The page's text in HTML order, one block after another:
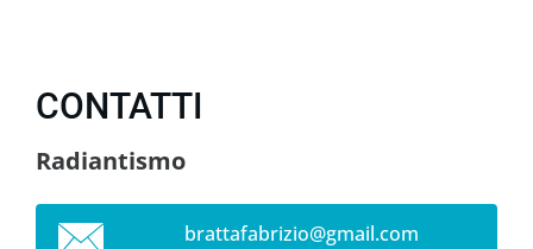
CONTATTI
Radiantismo
brattafabrizio@gmail.com